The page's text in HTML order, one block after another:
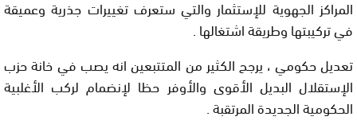
المراكز الجهوية للإستثمار والتي ستعرف تغييرات جذرية وعميقة
في تركيبتها وطريقة اشتغالها .
تعديل حكومي ، يرجح الكثير من المتتبعين انه يصب في خانة حزب
الإستقلال البديل الأقوى والأوفر حظا لإنضمام لركب الأغلبية
الحكومية الجديدة المرتقبة .